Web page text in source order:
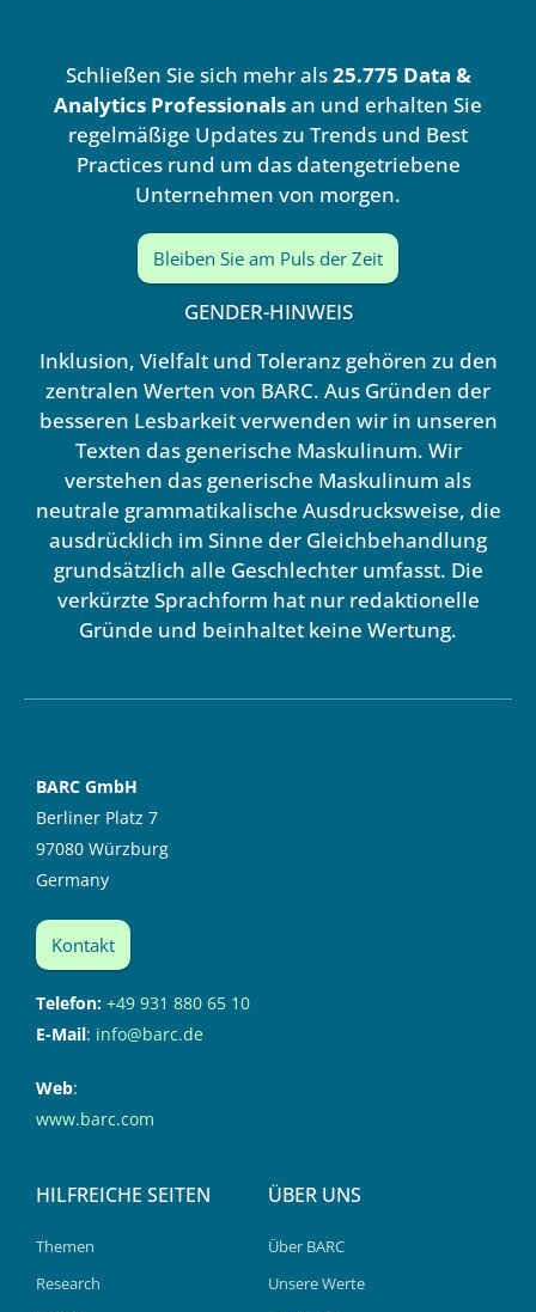
i
n
e
Schließen Sie sich mehr als25.775 Data &
Analytics Professionalsan und erhalten Sie
regelmäßige Updates zu Trends und Best
Practices rund um das datengetriebene
Unternehmen von morgen.
Bleiben Sie am Puls der Zeit
GENDER-HINWEIS
Inklusion, Vielfalt und Toleranz gehören zu den
zentralen Werten von BARC. Aus Gründen der
besseren Lesbarkeit verwenden wir in unseren
Texten das generische Maskulinum. Wir
verstehen das generische Maskulinum als
neutrale grammatikalische Ausdrucksweise, die
ausdrücklich im Sinne der Gleichbehandlung
grundsätzlich alle Geschlechter umfasst. Die
verkürzte Sprachform hat nur redaktionelle
Gründe und beinhaltet keine Wertung.
BARC GmbH
Berliner Platz 7
97080 Würzburg
Germany
Kontakt
Telefon: +49 931 880 65 10
E-Mail: info@barc.de
Web:
www.barc.com
HILFREICHE SEITEN
Themen
Research
ÜBER UNS
Über BARC
Unsere Werte